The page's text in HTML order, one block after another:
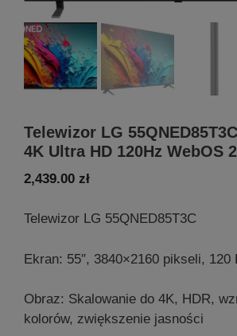
Telewizor LG
4K Ultra HD 120Hz WebOS
2,439.00 zł
Telewizor LG 55QNED85T3C
Ekran: 55″, 3840×2160 pikseli, 120
Obraz: Skalowanie do 4K, HDR,
kolorów, zwiększenie jasności